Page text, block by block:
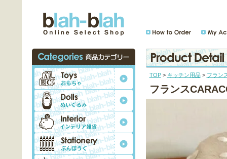
TOP> キッチン用品> フラン
フランス